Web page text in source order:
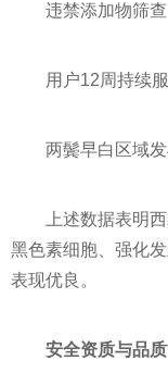
违禁添加物筛
用户12周持续
两鬓早白区域
上述数据表明
黑色素细胞、强化
表现优良。
安全资质与品